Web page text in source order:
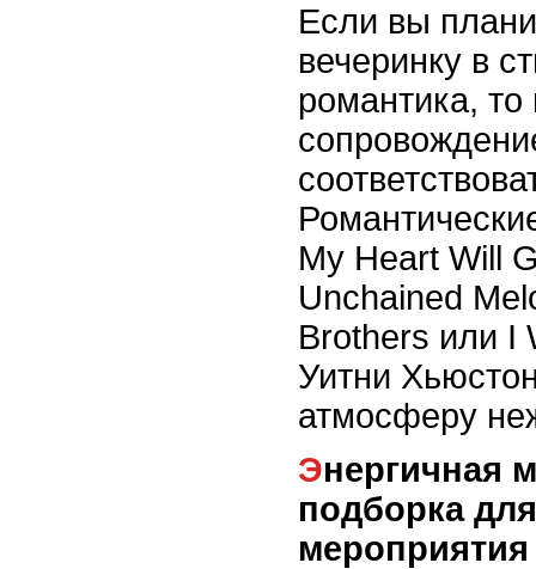
Если вы
вечеринку в
романтика,
My Heart Will
Unchained
Brothers или I
Уитни
атмосферу
Энергичная музыкальная
подборка
мероприятия